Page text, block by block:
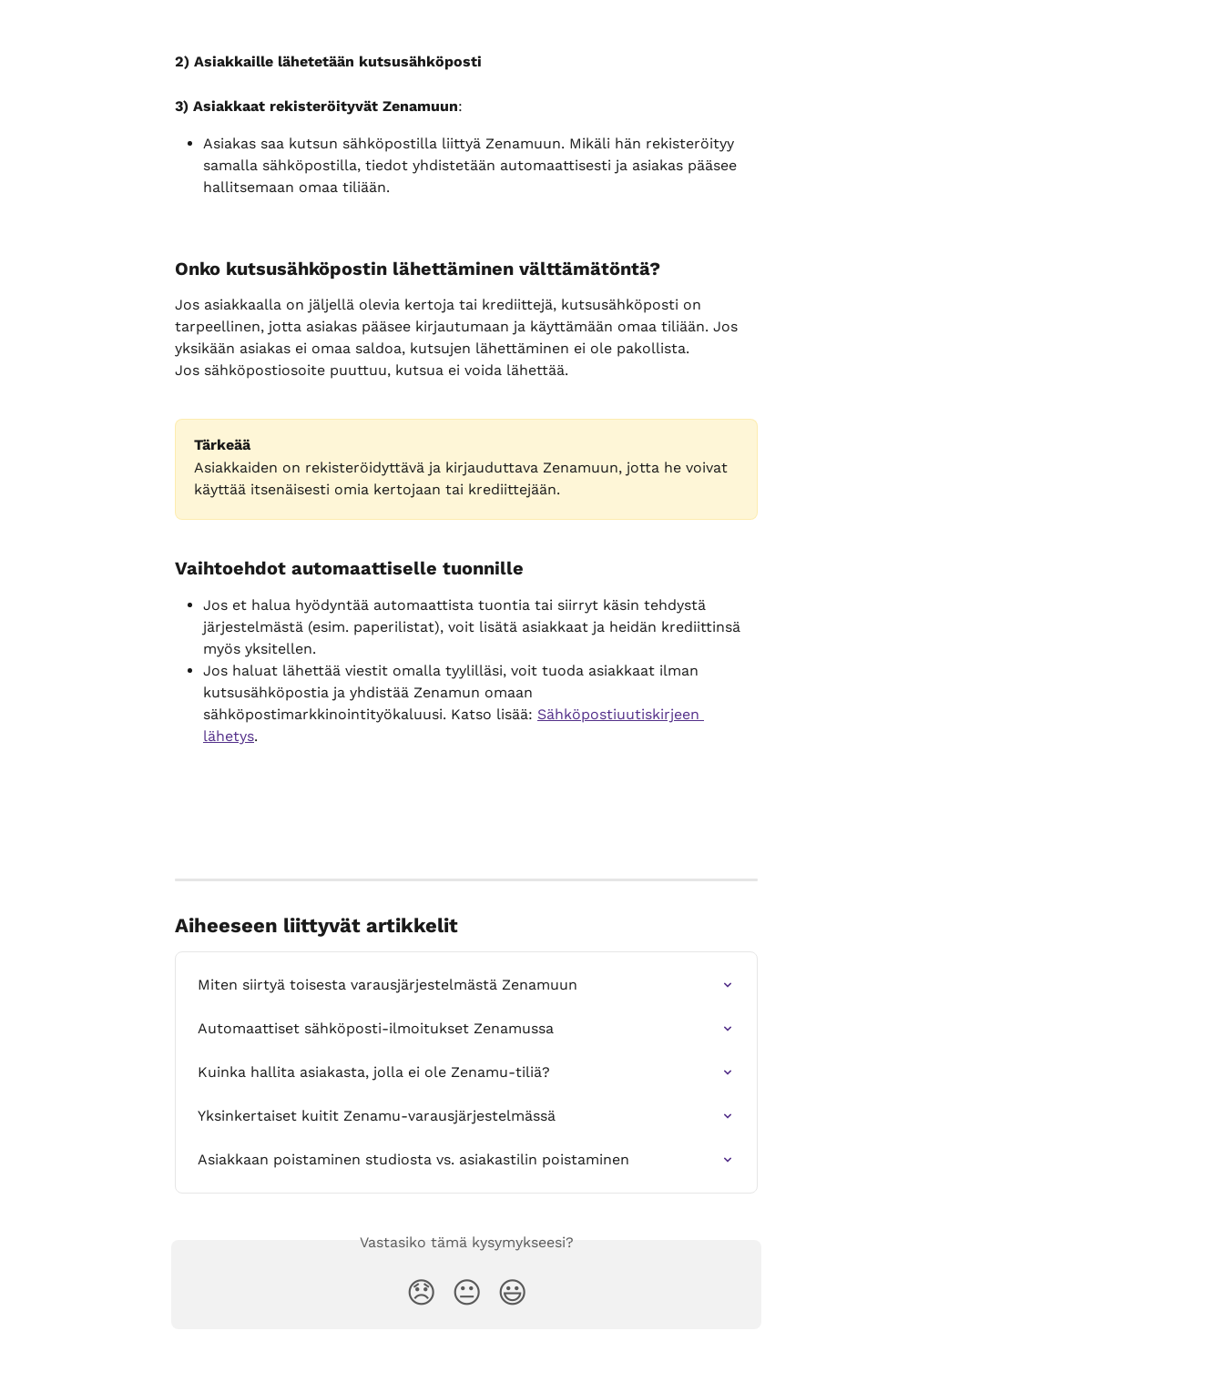
2) Asiakkaille lähetetään kutsusähköposti
3) Asiakkaat rekisteröityvät Zenamuun:
Asiakas saa kutsun sähköpostilla liittyä Zenamuun. Mikäli hän rekisteröityy
samalla sähköpostilla, tiedot yhdistetään automaattisesti ja asiakas pääsee
hallitsemaan omaa tiliään.
Onko kutsusähköpostin lähettäminen välttämätöntä?
Jos asiakkaalla on jäljellä olevia kertoja tai krediittejä, kutsusähköposti on
tarpeellinen, jotta asiakas pääsee kirjautumaan ja käyttämään omaa tiliään. Jos
yksikään asiakas ei omaa saldoa, kutsujen lähettäminen ei ole pakollista.
Jos sähköpostiosoite puuttuu, kutsua ei voida lähettää.
Tärkeää
Asiakkaiden on rekisteröidyttävä ja kirjauduttava Zenamuun, jotta he voivat
käyttää itsenäisesti omia kertojaan tai krediittejään.
Vaihtoehdot automaattiselle tuonnille
Jos et halua hyödyntää automaattista tuontia tai siirryt käsin tehdystä
järjestelmästä (esim. paperilistat), voit lisätä asiakkaat ja heidän krediittinsä
myös yksitellen.
Jos haluat lähettää viestit omalla tyylilläsi, voit tuoda asiakkaat ilman
kutsusähköpostia ja yhdistää Zenamun omaan
sähköpostimarkkinointityökaluusi. Katso lisää: Sähköpostiuutiskirjeen
lähetys.
Aiheeseen liittyvät artikkelit
Miten siirtyä toisesta varausjärjestelmästä Zenamuun
Automaattiset sähköposti-ilmoitukset Zenamussa
Kuinka hallita asiakasta, jolla ei ole Zenamu-tiliä?
Yksinkertaiset kuitit Zenamu-varausjärjestelmässä
Asiakkaan poistaminen studiosta vs. asiakastilin poistaminen
Vastasiko tämä kysymykseesi?
😞 😐 😃